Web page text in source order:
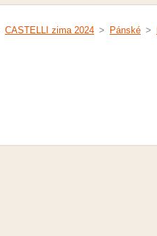
CASTELLI zima 2024 > Pánské >